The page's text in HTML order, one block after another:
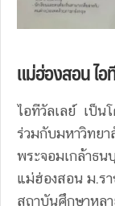
แม่ฮ่องสอน ไอ
ไอทีวัลเลย์ เป็น
ร่วมกับมหาวิทย
พระจอมเกล้าธ
แม่ฮ่องสอน ม.ร
สถาบันศึกษาหล